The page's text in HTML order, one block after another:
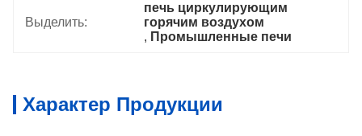
Выделить:
печь циркулирующим
горячим воздухом
, Промышленные печи
Характер Продукции